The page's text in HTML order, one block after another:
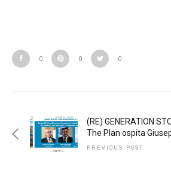
0 0 0
(RE) GENERATION
The Plan ospita
PREVIOUS POST